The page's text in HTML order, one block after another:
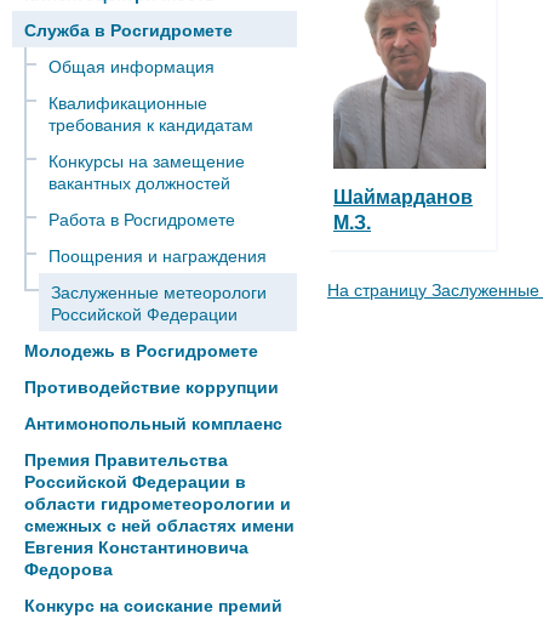
Служба в Росгидромете
Общая информация
Квалификационные
требования к кандидатам
Конкурсы на замещение
вакантных должностей
Работа в Росгидромете
Поощрения и награждения
Заслуженные метеорологи
Российской Федерации
Молодежь в Росгидромете
Противодействие коррупции
Антимонопольный комплаенс
Премия Правительства
Российской Федерации в
области гидрометеорологии и
смежных с ней областях имени
Евгения Константиновича
Федорова
Конкурс на соискание премий
Шаймарданов
М.З.
На страницу